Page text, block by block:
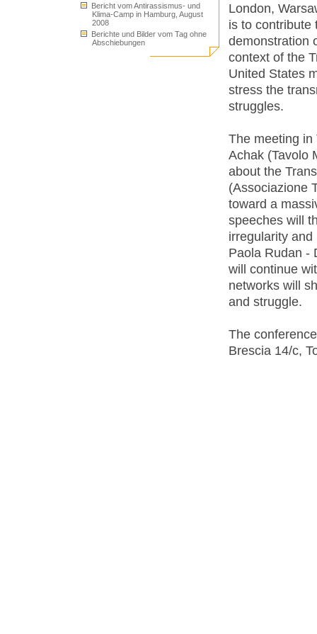
Bericht vom Antirassismus- und
Klima-Camp in Hamburg, August
2008
Berichte und Bilder vom Tag ohne
Abschiebungen
London,
is to contribute
demonstration
context of the
United States
stress the
struggles.
The meeting in
Achak (Tavolo
about the
(Associazione
toward a
speeches will
irregularity
Paola Rudan -
will continue
networks will
and struggle.
The
Brescia 14/c,